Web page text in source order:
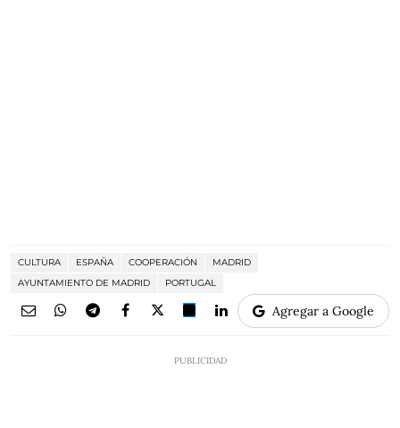
CULTURA ESPAÑA COOPERACIÓN
MADRID
AYUNTAMIENTO DE MADRID
PORTUGAL
Agregar a Google